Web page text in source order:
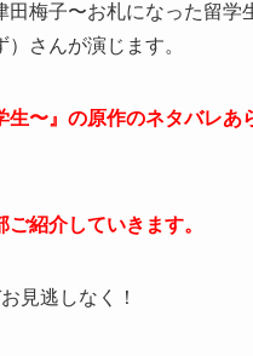
梅子〜お札になった留学
さんが演じます。
〜』の原作のネタバレあ
紹介していきます。
見逃しなく！